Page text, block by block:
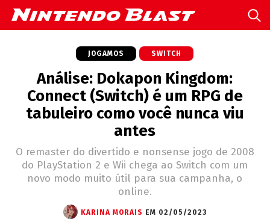
JOGAMOS SWITCH
Análise: Dokapon Kingdom:
Connect (Switch) é um RPG de
tabuleiro como você nunca viu
antes
O remaster do divertido e nonsense jogo de 2008
do PlayStation 2 e Wii chega ao Switch com um
novo modo muito útil para sua campanha, o
online.
KARINA MORAIS EM 02/05/2023